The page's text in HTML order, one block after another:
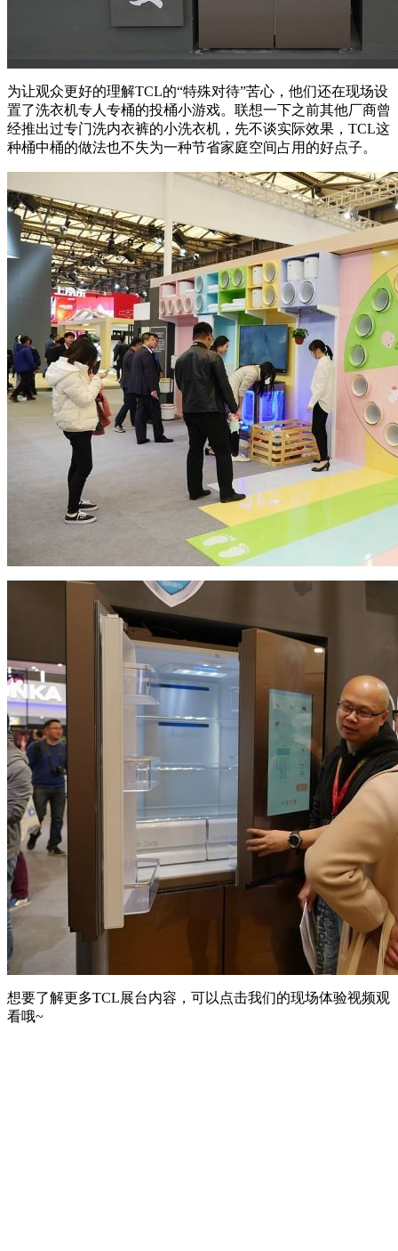
为让观众更好的理解TCL的“特殊对待”苦心，他们还在现场设
置了洗衣机专人专桶的投桶小游戏。联想一下之前其他厂商曾
经推出过专门洗内衣裤的小洗衣机，先不谈实际效果，TCL这
种桶中桶的做法也不失为一种节省家庭空间占用的好点子。
想要了解更多TCL展台内容，可以点击我们的现场体验视频观
看哦~